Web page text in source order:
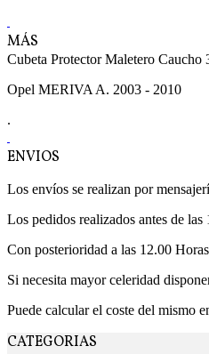
MÁS
Cubeta Protector Maletero Caucho
Opel MERIVA A. 2003 - 2010
.
ENVIOS
Los envíos se realizan por
Los pedidos realizados antes de
Con posterioridad a las 12.00
Si necesita mayor celeridad
Puede calcular el coste del mismo
CATEGORIAS